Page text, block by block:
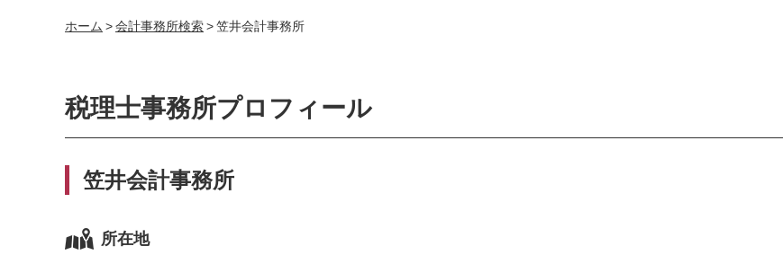
ホーム >会計事務所検索>笠井会計事務所
税理士事務所プロフィール
笠井会計事務所
所在地